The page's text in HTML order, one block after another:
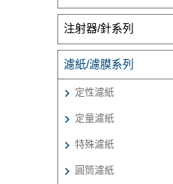
注射器/針系列
濾紙/濾膜系列
定性濾紙
定量濾紙
特殊濾紙
圓筒濾紙